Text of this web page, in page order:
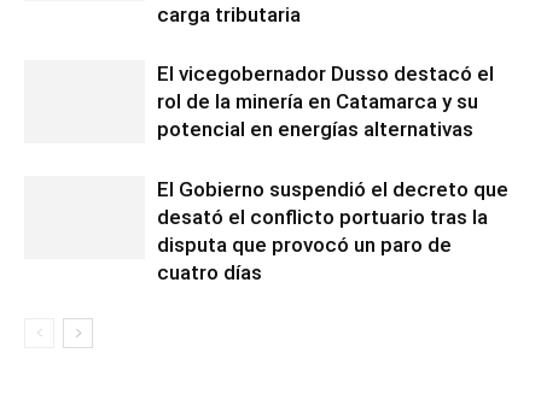
carga tributaria
El vicegobernador Dusso destacó el
rol de la minería en Catamarca y su
potencial en energías alternativas
El Gobierno suspendió el decreto que
desató el conflicto portuario tras la
disputa que provocó un paro de
cuatro días